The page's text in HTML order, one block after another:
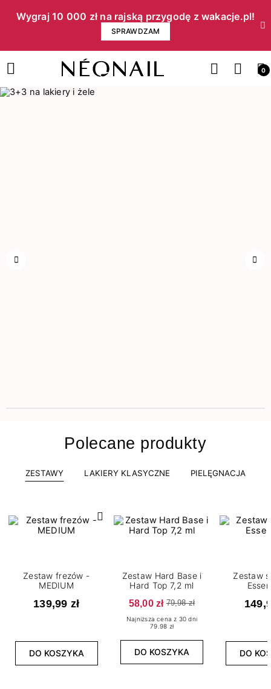
Wygraj 10 000 zł na rajską przygodę z wakacje.pl!​
SPRAWDZAM
0
Polecane produkty
ZESTAWY LAKIERY KLASYCZNE PIELĘGNACJA
Zestaw frezów -
MEDIUM
139,99 zł
DO KOSZYKA
Zestaw Hard Base i
Hard Top 7,2 ml
58,00 zł 79,98 zł
Najniższa cena z 30 dni
79.98 zł
DO KOSZYKA
Zestaw
DO